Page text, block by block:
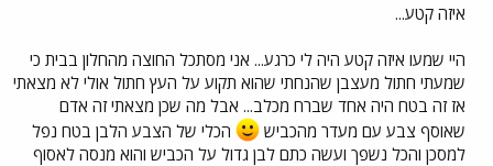
י
איזה קטע...
היי שמעו איזה קטע היה לי כרגע... אני מסתכל החוצה מהחלון בבית כי
שמעתי חתול מעצבן שהנחתי שהוא תקוע על העץ חתול אולי לא מצאתי
אז זה בטח היה אחד שברח מכלב... אבל מה שכן מצאתי זה אדם
שאוסף צבע עם מעדר מהכביש
הכלי של הצבע הלבן בטח נפל
למסכן והכל נשפך ועשה כתם לבן גדול על הכביש והוא מנסה לאסוף